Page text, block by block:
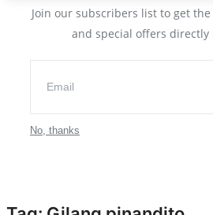
All
Galeri Foto
Video
All
Join our subscribers list to get
and special offers
No, thanks